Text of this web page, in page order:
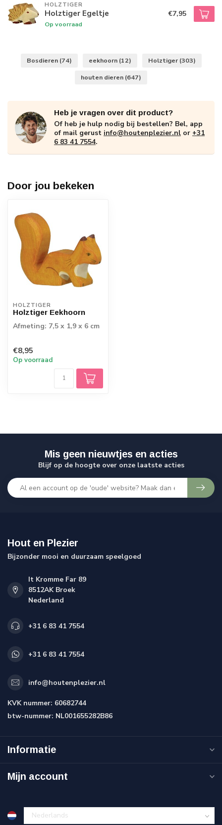
HOLZTIGER
Holztiger Egeltje
Op voorraad
€7,95
Bosdieren (74) eekhoorn (12) Holztiger (303)
houten dieren (647)
Heb je vragen over dit product?
Of heb je hulp nodig bij bestellen? Bel, app
of mail gerust info@houtenplezier.nl or +31
6 83 41 7554.
Door jou bekeken
HOLZTIGER
Holztiger Eekhoorn
Afmeting: 7,5 x 1,9 x 6 cm
€8,95
Op voorraad
Mis geen nieuwtjes en acties
Blijf op de hoogte over onze laatste acties
Hout en Plezier
Bijzonder mooi en duurzaam speelgoed
It Kromme Far 89
8512AK Broek
Nederland
+31 6 83 41 7554
+31 6 83 41 7554
info@houtenplezier.nl
KVK nummer: 60682744
btw-nummer: NL001655282B86
Informatie
Mijn account